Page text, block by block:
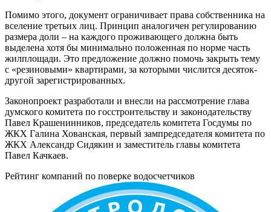
Помимо этого, документ ограничивает права собственника на
вселение третьих лиц. Принцип аналогичен регулированию
размера доли – на каждого проживающего должна быть
выделена хотя бы минимально положенная по норме часть
жилплощади. Это предложение должно помочь закрыть тему
с «резиновыми» квартирами, за которыми числится десяток-
другой зарегистрированных.
Законопроект разработали и внесли на рассмотрение глава
думского комитета по госстроительству и законодательству
Павел Крашенинников, председатель комитета Госдумы по
ЖКХ Галина Хованская, первый зампредседателя комитета по
ЖКХ Александр Сидякин и заместитель главы комитета
Павел Качкаев.
Рейтинг компаний по поверке водосчетчиков